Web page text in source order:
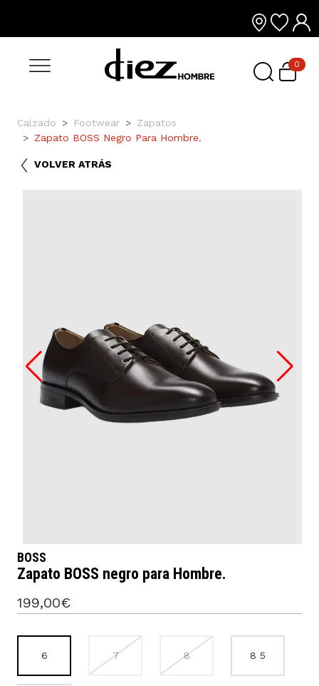
0
Calzado Footwear
Zapatos
Zapato BOSS Negro Para Hombre.
VOLVER ATRÁS
BOSS
Zapato BOSS negro para Hombre.
199,00€
6 7 8 8 5